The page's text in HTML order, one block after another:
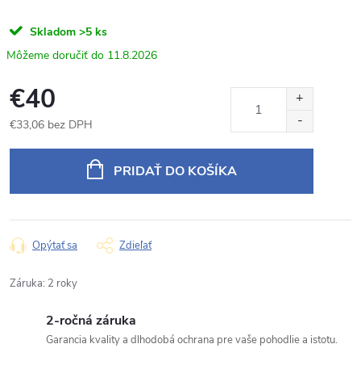
Skladom >5 ks
11.8.2026
€40
€33,06 bez DPH
PRIDAŤ DO KOŠÍKA
Opýtať sa Zdieľať
Záruka: 2 roky
2-ročná záruka
Garancia kvality a dlhodobá ochrana pre vaše pohodlie a istotu.